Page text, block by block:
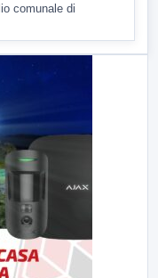
comunale di